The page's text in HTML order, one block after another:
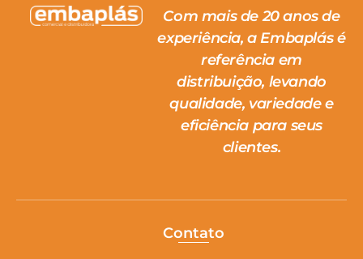
Com mais de 20 anos de
experiência, a Embaplás é
referência em
distribuição, levando
qualidade, variedade e
eficiência para seus
clientes.
Contato